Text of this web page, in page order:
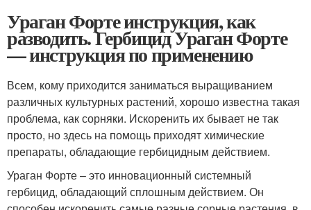
Ураган Форте инструкция, как
разводить. Гербицид Ураган Форте
— инструкция по применению
Всем, кому приходится заниматься выращиванием
различных культурных растений, хорошо известна такая
проблема, как сорняки. Искоренить их бывает не так
просто, но здесь на помощь приходят химические
препараты, обладающие гербицидным действием.
Ураган Форте – это инновационный системный
гербицид, обладающий сплошным действием. Он